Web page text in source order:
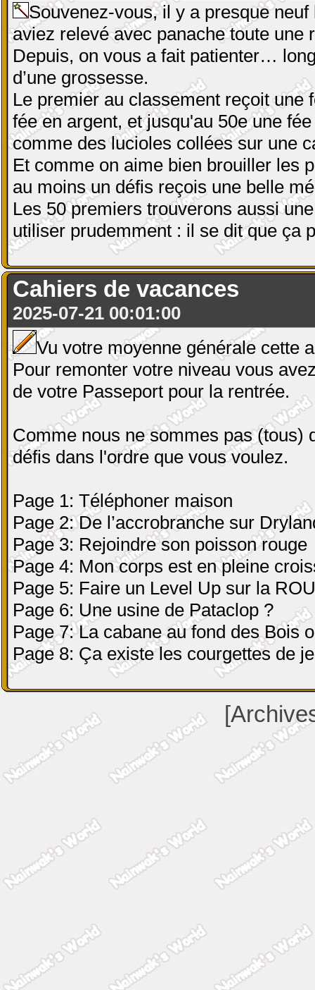
Souvenez-vous, il y a presque
aviez relevé avec panache toute
Depuis, on vous a fait patienter…
d’une grossesse.
Le premier au classement reçoit une
fée en argent, et jusqu'au 50e une
comme des lucioles collées sur une
Et comme on aime bien brouiller les
au moins un défis reçois une belle
Les 50 premiers trouverons aussi
utiliser prudemment : il se dit que
Cahiers de vacances
2025-07-21 00:01:00
Vu votre moyenne générale cette
Pour remonter votre niveau vous
de votre Passeport pour la rentrée.
Comme nous ne sommes pas (tous)
défis dans l'ordre que vous voulez.
Page 1: Téléphoner maison
Page 2: De l’accrobranche sur
Page 3: Rejoindre son poisson rouge
Page 4: Mon corps est en pleine
Page 5: Faire un Level Up sur la
Page 6: Une usine de Pataclop ?
Page 7: La cabane au fond des Bois
Page 8: Ça existe les courgettes de